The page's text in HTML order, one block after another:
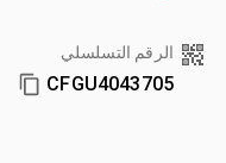
الرقم التسلسلي
CFGU4043705